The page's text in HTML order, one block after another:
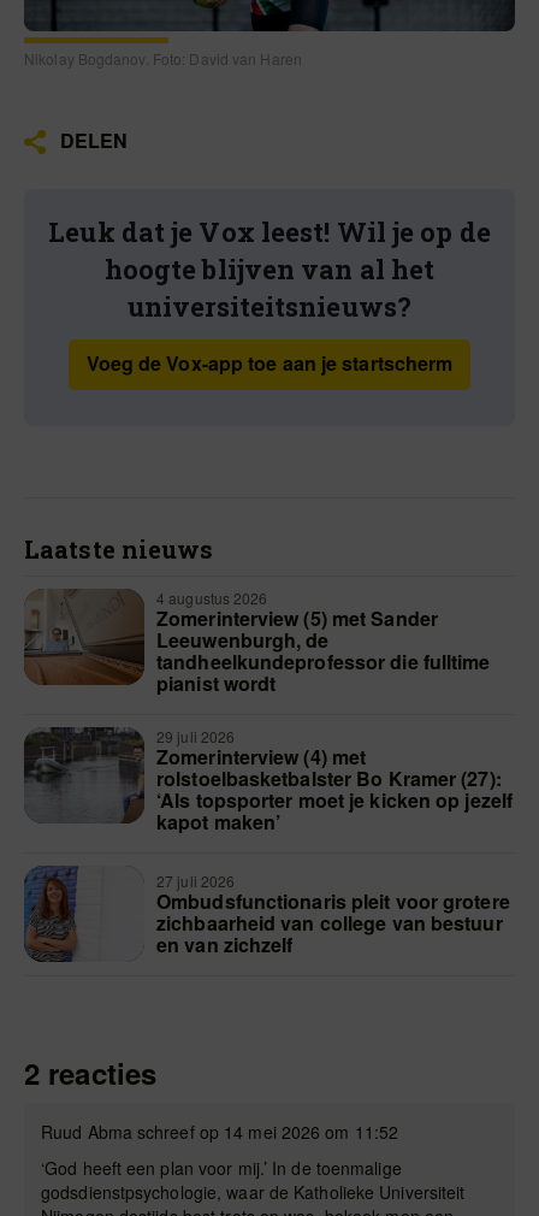
Nikolay Bogdanov. Foto: David van Haren
DELEN
Leuk dat je Vox leest! Wil je op de
hoogte blijven van al het
universiteitsnieuws?
Voeg de Vox-app toe aan je startscherm
Laatste nieuws
4 augustus 2026
Zomerinterview (5) met Sander
Leeuwenburgh, de
tandheelkundeprofessor die fulltime
pianist wordt
29 juli 2026
Zomerinterview (4) met
rolstoelbasketbalster Bo Kramer (27):
‘Als topsporter moet je kicken op jezelf
kapot maken’
27 juli 2026
Ombudsfunctionaris pleit voor grotere
zichbaarheid van college van bestuur
en van zichzelf
2 reacties
Ruud Abma schreef op 14 mei 2026 om 11:52
‘God heeft een plan voor mij.’ In de toenmalige
godsdienstpsychologie, waar de Katholieke Universiteit